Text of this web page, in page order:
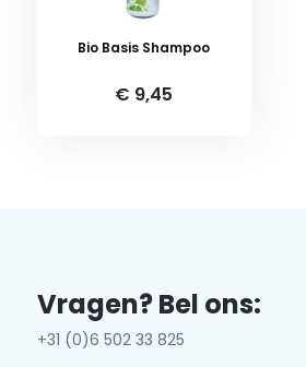
Bio Basis Shampoo
€ 9,45
Vragen? Bel ons:
+31 (0)6 502 33 825